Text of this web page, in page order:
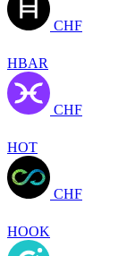
CHF
HBAR
CHF
HOT
CHF
HOOK